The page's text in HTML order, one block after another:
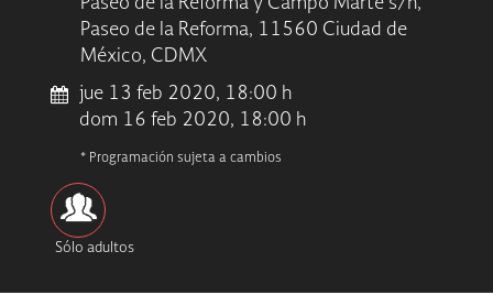
Paseo de la Reforma y Campo Marte s/n,
Paseo de la Reforma, 11560 Ciudad de
México, CDMX
jue 13 feb 2020, 18:00 h
dom 16 feb 2020, 18:00 h
* Programación sujeta a cambios
Sólo adultos